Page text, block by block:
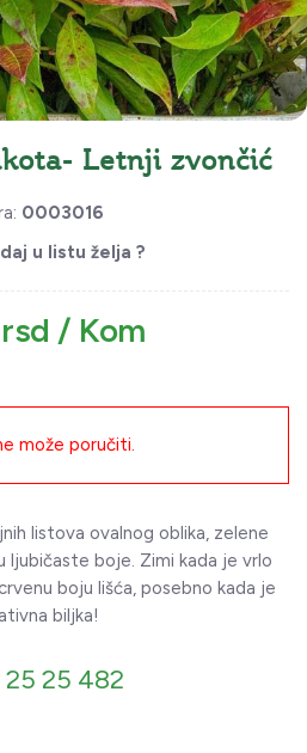
Letnji zvončić
0003016
u listu želja ?
/ Kom
može poručiti.
listova ovalnog oblika, zelene
ljubičaste boje. Zimi kada je vrlo
boju lišća, posebno kada je
biljka!
25 482